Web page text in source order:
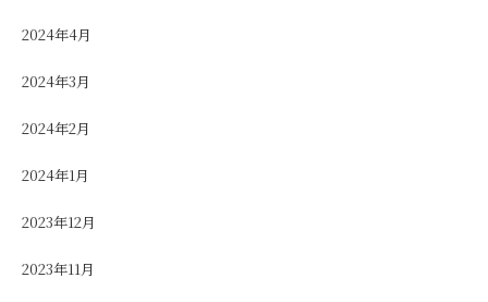
2024年4月
2024年3月
2024年2月
2024年1月
2023年12月
2023年11月